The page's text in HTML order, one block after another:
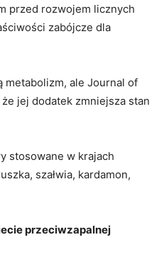
przed rozwojem licznych
zabójcze dla
metabolizm, ale Journal of
jej dodatek zmniejsza stan
stosowane w krajach
szałwia, kardamon,
przeciwzapalnej